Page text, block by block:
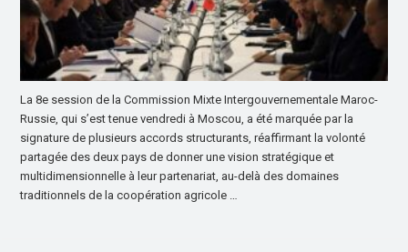
La 8e session de la Commission Mixte Intergouvernementale Maroc-
Russie, qui s’est tenue vendredi à Moscou, a été marquée par la
signature de plusieurs accords structurants, réaffirmant la volonté
partagée des deux pays de donner une vision stratégique et
multidimensionnelle à leur partenariat, au-delà des domaines
traditionnels de la coopération agricole …